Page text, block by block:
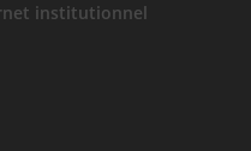
institutionnel